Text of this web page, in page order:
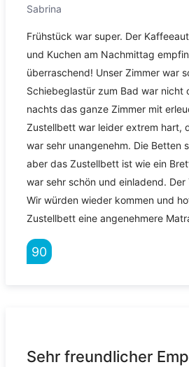
Sabrina
Frühstück war super. Der
und Kuchen am Nachmittag
überraschend! Unser Zimmer war
Schiebeglastür zum Bad war nicht
nachts das ganze Zimmer mit
Zustellbett war leider extrem hart,
war sehr unangenehm. Die Betten
aber das Zustellbett ist wie ein
war sehr schön und einladend.
Wir würden wieder kommen und
Zustellbett eine angenehmere
90
Sehr freundlicher